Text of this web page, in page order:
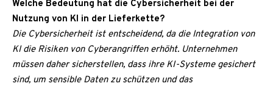
Welche Bedeutung hat die Cybersicherheit bei der
Nutzung von KI in der Lieferkette?
Die Cybersicherheit ist entscheidend, da die Integration von
KI die Risiken von Cyberangriffen erhöht. Unternehmen
müssen daher sicherstellen, dass ihre KI-Systeme gesichert
sind, um sensible Daten zu schützen und das